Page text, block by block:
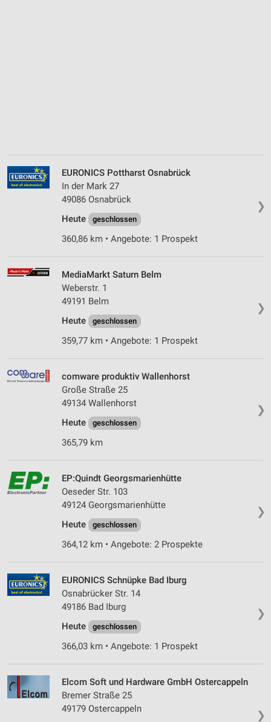
❯
EURONICS Pottharst Osnabrück
In der Mark 27
49086 Osnabrück
Heute
geschlossen
360,86 km • Angebote: 1 Prospekt
❯
MediaMarkt Saturn Belm
Weberstr. 1
49191 Belm
Heute
geschlossen
359,77 km • Angebote: 1 Prospekt
❯
comware produktiv Wallenhorst
Große Straße 25
49134 Wallenhorst
Heute
geschlossen
365,79 km
❯
EP:Quindt Georgsmarienhütte
Oeseder Str. 103
49124 Georgsmarienhütte
Heute
geschlossen
364,12 km • Angebote: 2 Prospekte
❯
EURONICS Schnüpke Bad Iburg
Osnabrücker Str. 14
49186 Bad Iburg
Heute
geschlossen
366,03 km • Angebote: 1 Prospekt
❯
Elcom Soft und Hardware GmbH Ostercappeln
Bremer Straße 25
49179 Ostercappeln